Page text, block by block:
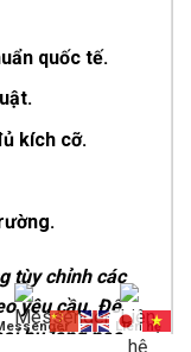
quốc tế.
kích cỡ.
tùy chỉnh các
yêu cầu. Để
bu lông neoLiên hệ